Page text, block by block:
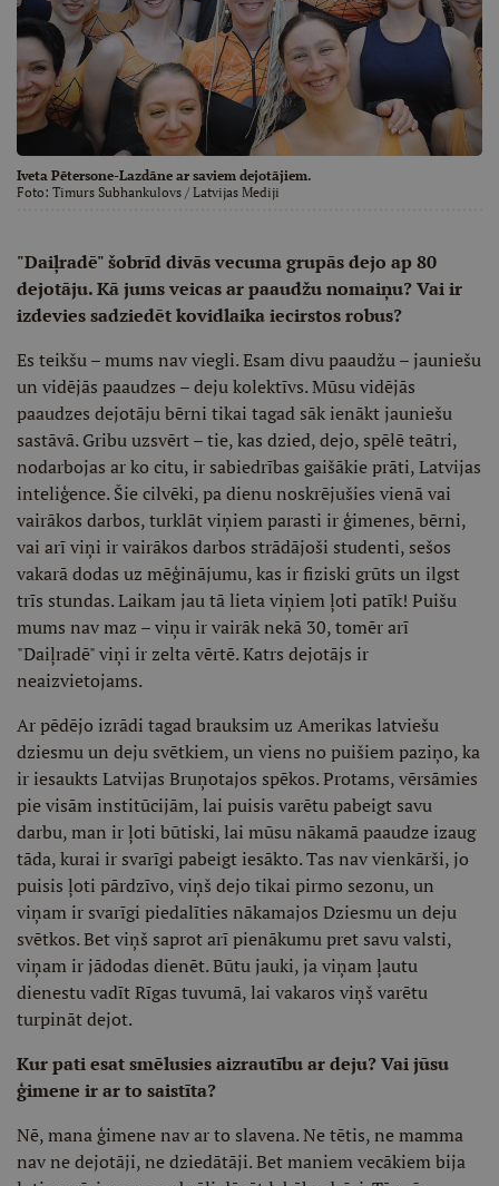
Iveta Pētersone-Lazdāne ar saviem dejotājiem.
Foto: Timurs Subhankulovs / Latvijas Mediji
"Daiļradē" šobrīd divās vecuma grupās dejo ap 80
dejotāju. Kā jums veicas ar paaudžu nomaiņu? Vai ir
izdevies sadziedēt kovidlaika iecirstos robus?
Es teikšu – mums nav viegli. Esam divu paaudžu – jauniešu
un vidējās paaudzes – deju kolektīvs. Mūsu vidējās
paaudzes dejotāju bērni tikai tagad sāk ienākt jauniešu
sastāvā. Gribu uzsvērt – tie, kas dzied, dejo, spēlē teātri,
nodarbojas ar ko citu, ir sabiedrības gaišākie prāti, Latvijas
inteliģence. Šie cilvēki, pa dienu noskrējušies vienā vai
vairākos darbos, turklāt viņiem parasti ir ģimenes, bērni,
vai arī viņi ir vairākos darbos strādājoši studenti, sešos
vakarā dodas uz mēģinājumu, kas ir fiziski grūts un ilgst
trīs stundas. Laikam jau tā lieta viņiem ļoti patīk! Puišu
mums nav maz – viņu ir vairāk nekā 30, tomēr arī
"Daiļradē" viņi ir zelta vērtē. Katrs dejotājs ir
neaizvietojams.
Ar pēdējo izrādi tagad brauksim uz Amerikas latviešu
dziesmu un deju svētkiem, un viens no puišiem paziņo, ka
ir iesaukts Latvijas Bruņotajos spēkos. Protams, vērsāmies
pie visām institūcijām, lai puisis varētu pabeigt savu
darbu, man ir ļoti būtiski, lai mūsu nākamā paaudze izaug
tāda, kurai ir svarīgi pabeigt iesākto. Tas nav vienkārši, jo
puisis ļoti pārdzīvo, viņš dejo tikai pirmo sezonu, un
viņam ir svarīgi piedalīties nākamajos Dziesmu un deju
svētkos. Bet viņš saprot arī pienākumu pret savu valsti,
viņam ir jādodas dienēt. Būtu jauki, ja viņam ļautu
dienestu vadīt Rīgas tuvumā, lai vakaros viņš varētu
turpināt dejot.
Kur pati esat smēlusies aizrautību ar deju? Vai jūsu
ģimene ir ar to saistīta?
Nē, mana ģimene nav ar to slavena. Ne tētis, ne mamma
nav ne dejotāji, ne dziedātāji. Bet maniem vecākiem bija